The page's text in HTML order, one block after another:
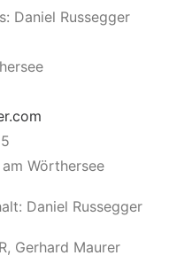
Daniel Russegger
Wörthersee
Daniel Russegger
Gerhard Maurer